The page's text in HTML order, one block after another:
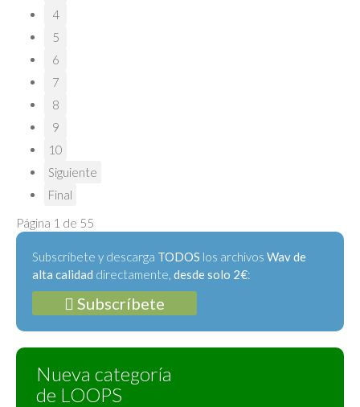
4
5
6
7
8
9
10
Siguiente
Final
Página 1 de 55
Subscríbete y descarga TODOS los archivos Wav de
alta calidad directamente, desde solo 2€:
Subscríbete
Nueva categoría
de LOOPS